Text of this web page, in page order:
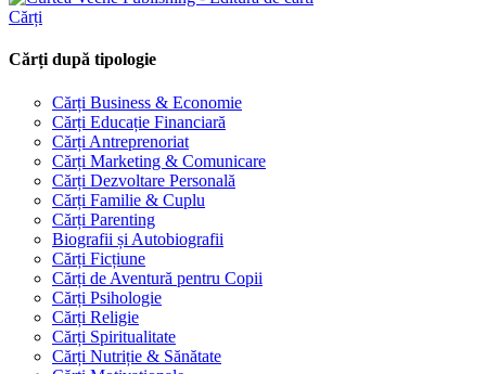
Cărți
Cărți după tipologie
Cărți Business & Economie
Cărți Educație Financiară
Cărți Antreprenoriat
Cărți Marketing & Comunicare
Cărți Dezvoltare Personală
Cărți Familie & Cuplu
Cărți Parenting
Biografii și Autobiografii
Cărți Ficțiune
Cărți de Aventură pentru Copii
Cărți Psihologie
Cărți Religie
Cărți Spiritualitate
Cărți Nutriție & Sănătate